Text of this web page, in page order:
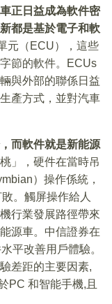
正日益成為軟件密
都是基於電子和軟
元（ECU），這些
節的軟件。ECUs
與外部的聯係日益
產方式，並對汽車
而軟件就是新能源
」，硬件在當時吊
）操作係統，
。觸屏操作給人
行業發展路徑帶來
源車。中信證券在
平改善用戶體驗。
差距的主要因素,
PC 和智能手機,且